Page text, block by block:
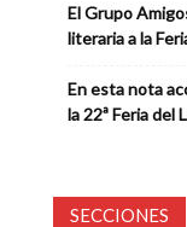
El Grupo
literaria a la
En esta nota
la 22ª Feria del
SECCIONES